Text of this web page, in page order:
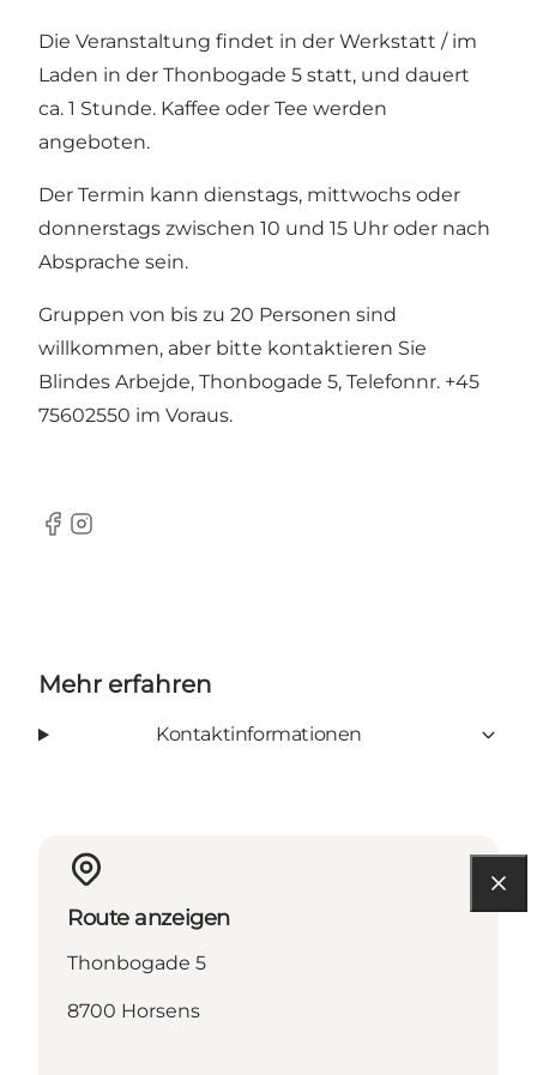
Die Veranstaltung findet in der Werkstatt / im
Laden in der Thonbogade 5 statt, und dauert
ca. 1 Stunde. Kaffee oder Tee werden
angeboten.
Der Termin kann dienstags, mittwochs oder
donnerstags zwischen 10 und 15 Uhr oder nach
Absprache sein.
Gruppen von bis zu 20 Personen sind
willkommen, aber bitte kontaktieren Sie
Blindes Arbejde, Thonbogade 5, Telefonnr. +45
75602550 im Voraus.
Facebook
Instagram
Mehr erfahren
Kontaktinformationen
Route anzeigen
Thonbogade 5
8700 Horsens